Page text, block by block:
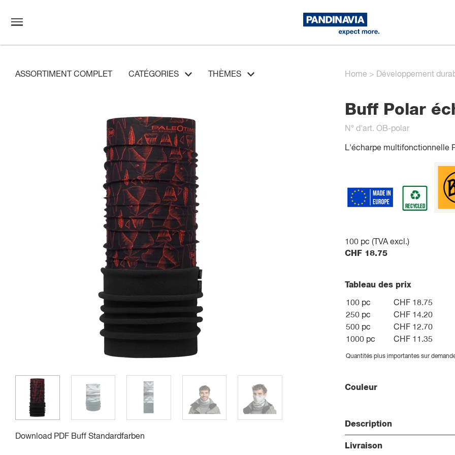
ASSORTIMENT COMPLET CATÉGORIES THÈMES Home > Développement
Download PDF Buff Standardfarben
Buff Polar
N° d'art. OB-polar
L'écharpe multifonctionnelle
100 pc (TVA excl.)
CHF 18.75
Tableau des prix
100 pc
CHF 18.75
250 pc
CHF 14.20
500 pc
CHF 12.70
1000 pc
CHF 11.35
Quantités plus importantes sur
Couleur
Description
Livraison